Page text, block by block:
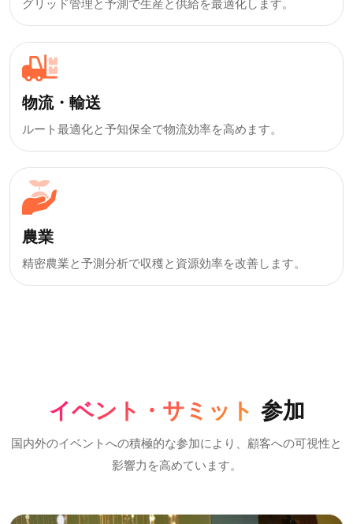
グリッド管理と予測で生産と供給を最適化します。
物流・輸送
ルート最適化と予知保全で物流効率を高めます。
農業
精密農業と予測分析で収穫と資源効率を改善します。
イベント・サミット 参加
国内外のイベントへの積極的な参加により、顧客への可視性と
影響力を高めています。